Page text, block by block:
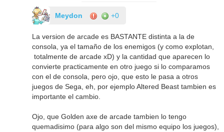
Meydon +0
La version de arcade es BASTANTE distinta a la de
consola, ya el tamaño de los enemigos (y como explotan,
totalmente de arcade xD) y la cantidad que aparecen lo
convierte practicamente en otro juego si lo comparamos
con el de consola, pero ojo, que esto le pasa a otros
juegos de Sega, eh, por ejemplo Altered Beast tambien es
importante el cambio.
Ojo, que Golden axe de arcade tambien lo tengo
quemadisimo (para algo son del mismo equipo los juegos),